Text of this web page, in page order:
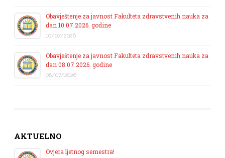
Obavještenje za javnost Fakulteta zdravstvenih nauka za
dan 10.07.2026. godine
10/07/2026
Obavještenje za javnost Fakulteta zdravstvenih nauka za
dan 08.07.2026. godine
08/07/2026
AKTUELNO
Ovjera ljetnog semestra!